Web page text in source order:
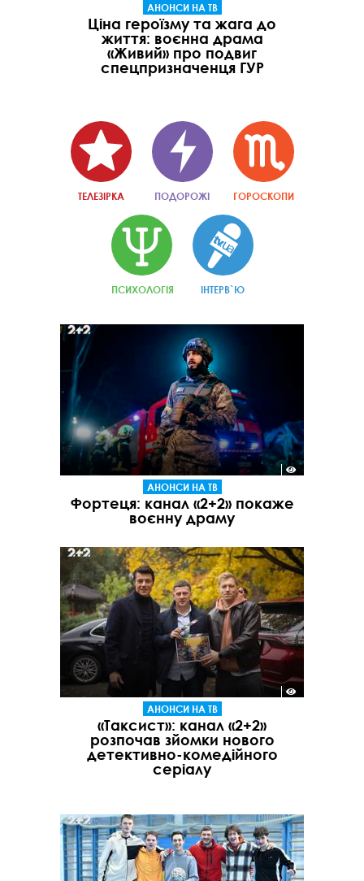
АНОНСИ НА ТВ
Ціна героїзму та жага до
життя: воєнна драма
«Живий» про подвиг
спецпризначенця ГУР
ТЕЛЕЗІРКА ПОДОРОЖІ ГОРОСКОПИ
ПСИХОЛОГІЯ ІНТЕРВ`Ю
АНОНСИ НА ТВ
Фортеця: канал «2+2» покаже
воєнну драму
АНОНСИ НА ТВ
«Таксист»: канал «2+2»
розпочав зйомки нового
детективно-комедійного
серіалу